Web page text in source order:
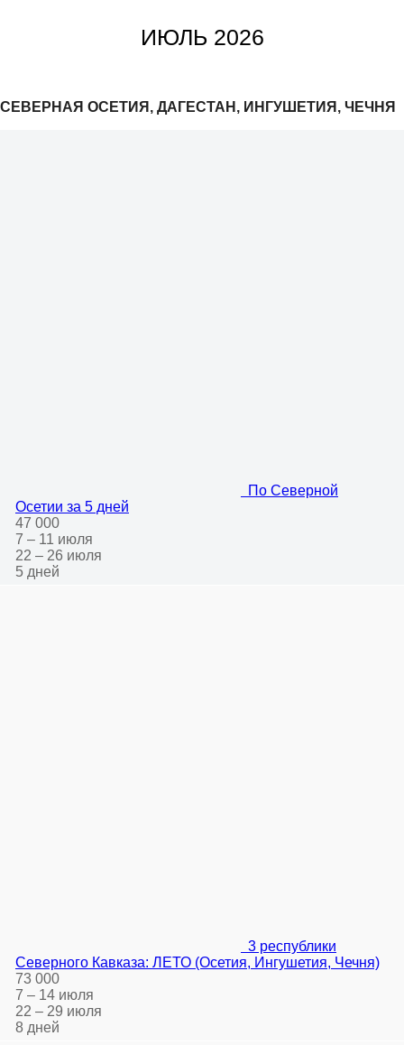
ИЮЛЬ 2026
СЕВЕРНАЯ ОСЕТИЯ, ДАГЕСТАН, ИНГУШЕТИЯ, ЧЕЧНЯ
По Северной
Осетии за 5 дней
47 000
7 – 11 июля
22 – 26 июля
5 дней
3 республики
Северного Кавказа: ЛЕТО (Осетия, Ингушетия, Чечня)
73 000
7 – 14 июля
22 – 29 июля
8 дней